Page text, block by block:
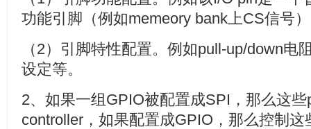
功能引脚（例如memeory bank上CS信号
（2）引脚特性配置。例如pull-up/down电
设定等。
2、如果一组GPIO被配置成SPI，那么这
controller，如果配置成GPIO，那么控制